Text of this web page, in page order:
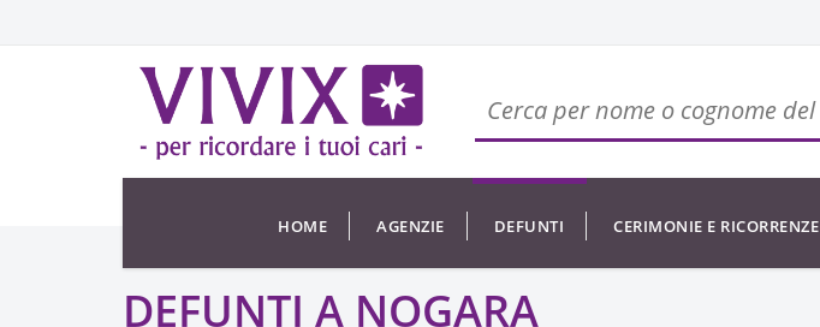
HOME AGENZIE DEFUNTI CERIMONIE E RICORRENZE
DEFUNTI A NOGARA